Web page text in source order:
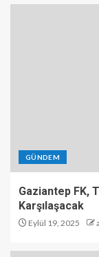
GÜNDEM
Gaziantep FK,
Karşılaşacak
Eylül 19, 2025